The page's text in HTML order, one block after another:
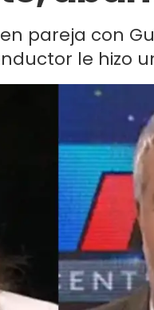
pareja con
le hizo